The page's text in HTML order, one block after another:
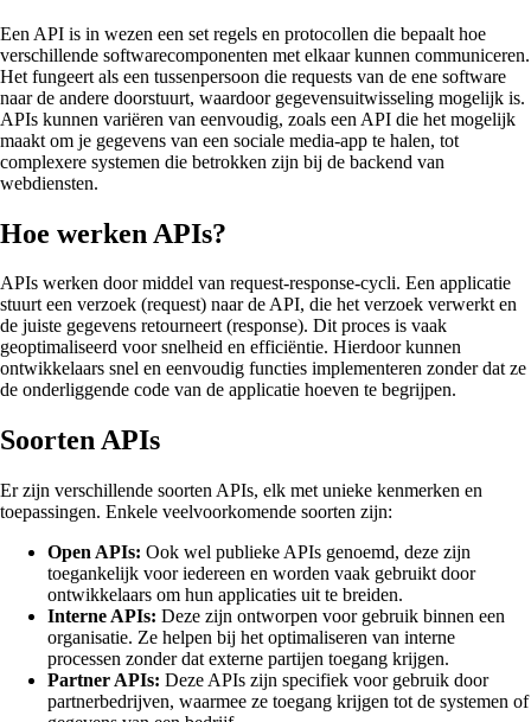
Een API is in wezen een set regels en protocollen die bepaalt hoe
verschillende softwarecomponenten met elkaar kunnen communiceren.
Het fungeert als een tussenpersoon die requests van de ene software
naar de andere doorstuurt, waardoor gegevensuitwisseling mogelijk is.
APIs kunnen variëren van eenvoudig, zoals een API die het mogelijk
maakt om je gegevens van een sociale media-app te halen, tot
complexere systemen die betrokken zijn bij de backend van
webdiensten.
Hoe werken APIs?
APIs werken door middel van request-response-cycli. Een applicatie
stuurt een verzoek (request) naar de API, die het verzoek verwerkt en
de juiste gegevens retourneert (response). Dit proces is vaak
geoptimaliseerd voor snelheid en efficiëntie. Hierdoor kunnen
ontwikkelaars snel en eenvoudig functies implementeren zonder dat ze
de onderliggende code van de applicatie hoeven te begrijpen.
Soorten APIs
Er zijn verschillende soorten APIs, elk met unieke kenmerken en
toepassingen. Enkele veelvoorkomende soorten zijn:
Open APIs: Ook wel publieke APIs genoemd, deze zijn
toegankelijk voor iedereen en worden vaak gebruikt door
ontwikkelaars om hun applicaties uit te breiden.
Interne APIs: Deze zijn ontworpen voor gebruik binnen een
organisatie. Ze helpen bij het optimaliseren van interne
processen zonder dat externe partijen toegang krijgen.
Partner APIs: Deze APIs zijn specifiek voor gebruik door
partnerbedrijven, waarmee ze toegang krijgen tot de systemen of